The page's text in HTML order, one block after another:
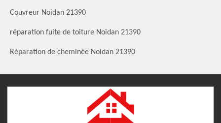
Couvreur Noidan 21390
réparation fuite de toiture Noidan 21390
Réparation de cheminée Noidan 21390